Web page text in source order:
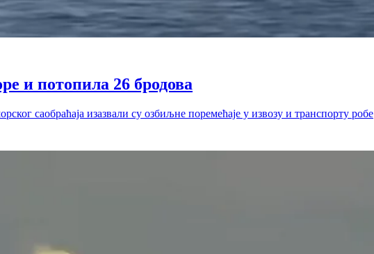
и потопила 26 бродова
саобраћаја изазвали су озбиљне поремећаје у извозу и транспорту робе